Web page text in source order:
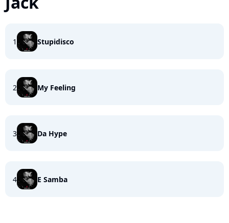
1 Stupidisco
2 My Feeling
3 Da Hype
4 E Samba